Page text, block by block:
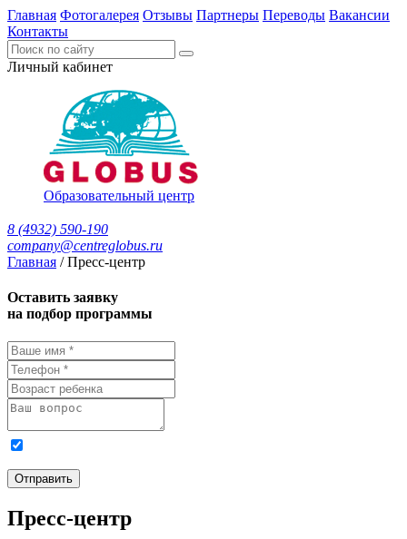
Главная Фотогалерея Отзывы Партнеры Переводы Вакансии
Контакты
Личный кабинет
Образовательный центр
8 (4932) 590-190
company@centreglobus.ru
Главная /Пресс-центр
Оставить заявку
на подбор программы
Отправить
Пресс-центр